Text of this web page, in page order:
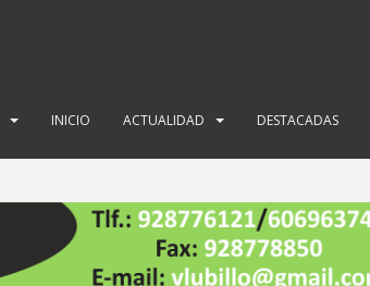
INICIO ACTUALIDAD DESTACADAS